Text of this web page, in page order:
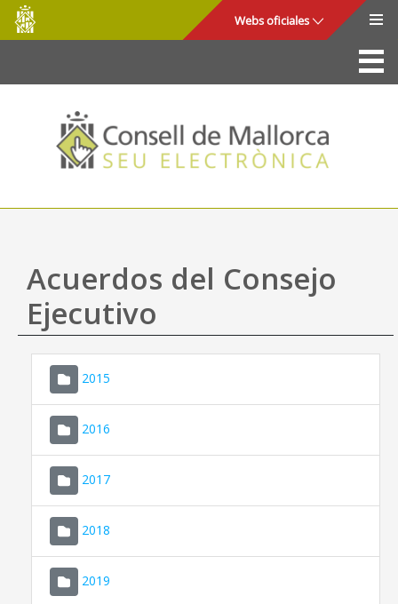
Saltar al contenido principal
Consell
de
Mallorca
Webs oficiales
La Sede
Consejo de Mallorca
Acceso y seguridad
Utilidades
Mapa web
Ayuda
Acuerdos del Consejo
Ejecutivo
2015
2016
2017
2018
2019